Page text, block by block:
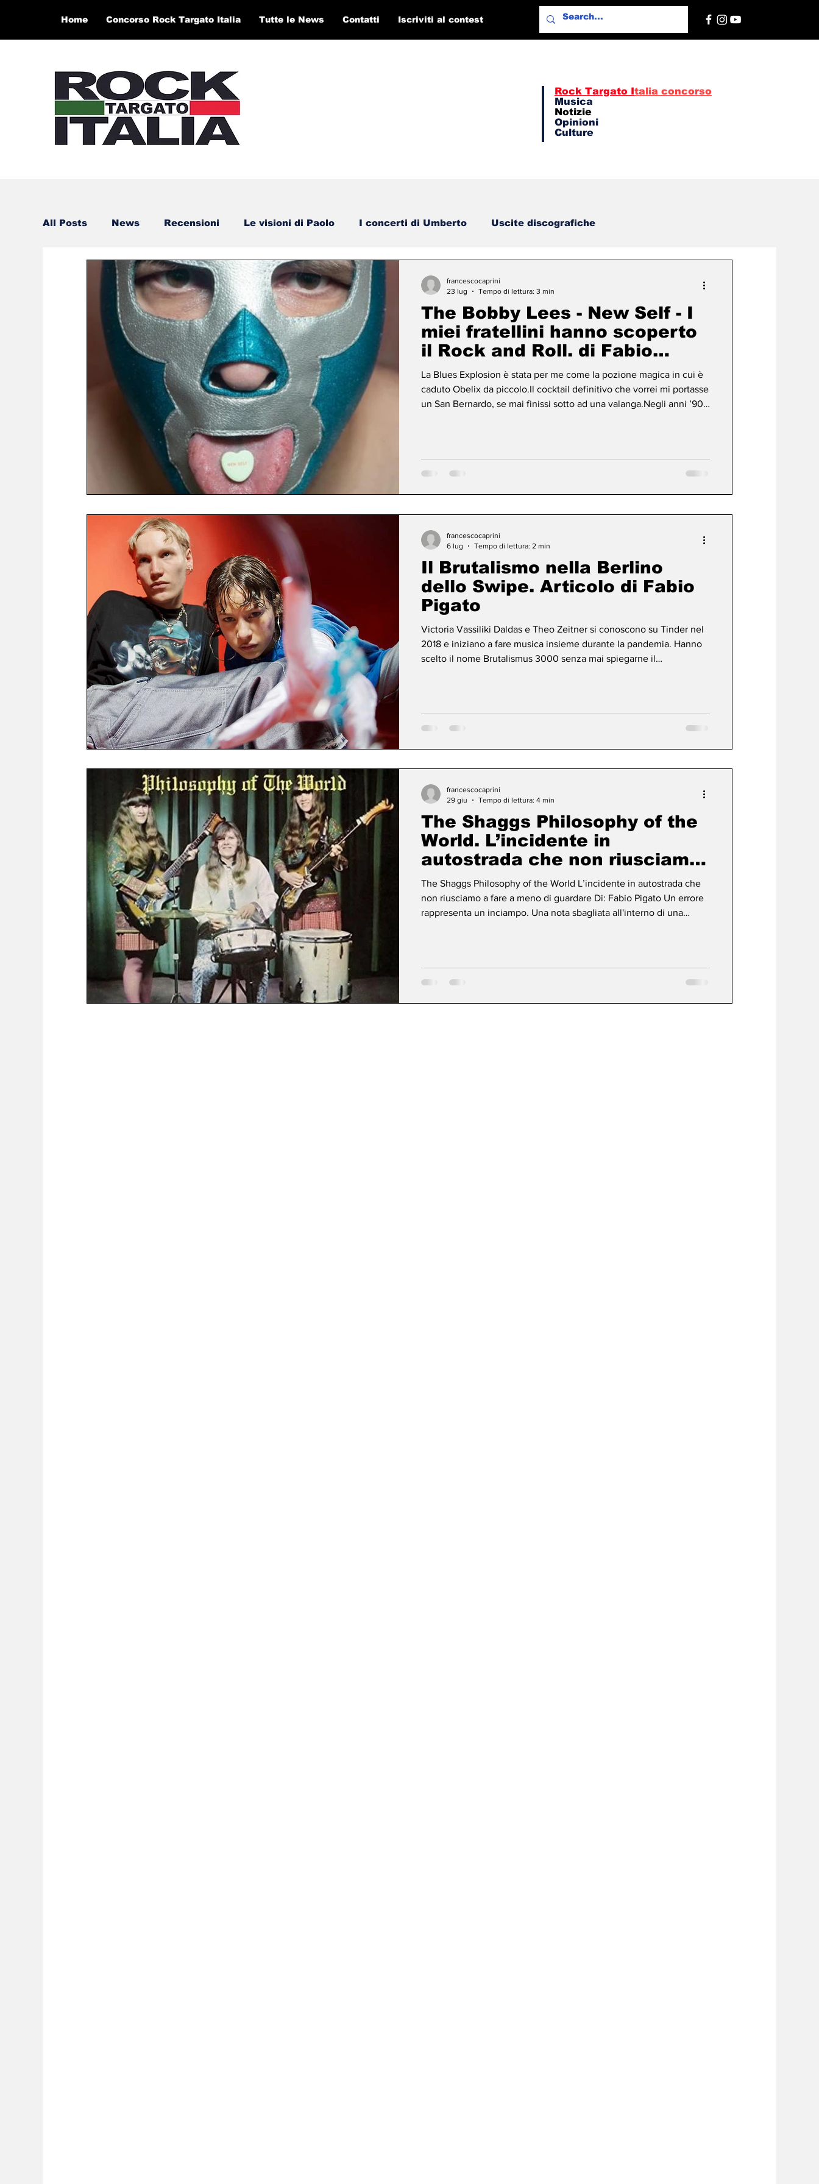
Home Concorso Rock Targato Italia Tutte le News Contatti Iscriviti al contest
Rock Targato Italia concorso
Musica
Notizie
Opinioni
Culture
All Posts News Recensioni Le visioni di Paolo I concerti di Umberto Uscite discografiche
Teatro, Arte e Libri Concerti e Video Artisti in concorso RTI 2025
Diego Alligatore Concerti
The Bobby Lees - New Self - I
miei fratellini hanno scoperto
il Rock and Roll. di Fabio
Pigato
La Blues Explosion è stata per me come la pozione magica in cui è
caduto Obelix da piccolo.Il cocktail definitivo che vorrei mi portasse
un San Bernardo, se mai finissi sotto ad una valanga.Negli anni ’90
tagliando (o forse sciolta), principalmente per i problemi di salute di
Judah B
francescocaprini
23 lug
Tempo di lettura: 3 min
Il Brutalismo nella Berlino
dello Swipe. Articolo di Fabio
Pigato
Victoria Vassiliki Daldas e Theo Zeitner si conoscono su Tinder nel
2018 e iniziano a fare musica insieme durante la pandemia. Hanno
scelto il nome Brutalismus 3000 senza mai spiegarne il
due da un muro. Mentre Nick Cave e Blixa Bargeld giravano nei
locali underground, perden
francescocaprini
6 lug
Tempo di lettura: 2 min
The Shaggs Philosophy of the
World. L’incidente in
autostrada che non riusciamo
a fare a meno di guardare: di
Fabio Pigato
The Shaggs Philosophy of the World L’incidente in autostrada che
non riusciamo a fare a meno di guardare Di: Fabio Pigato Un errore
rappresenta un inciampo. Una nota sbagliata all'interno di una
c’è al brutto? Un eccesso di brutto diventa bello? Sono delle
domande imprescindibil
francescocaprini
29 giu
Tempo di lettura: 4 min